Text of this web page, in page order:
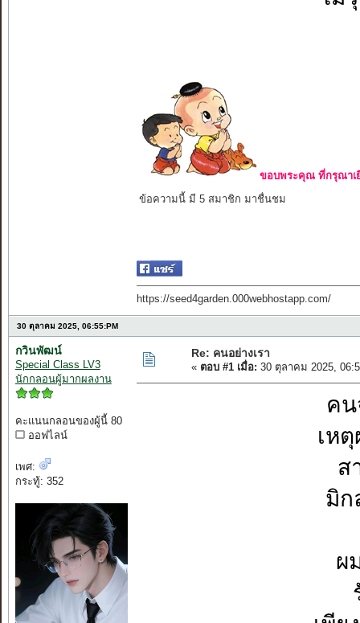
ขอบพระคุณ ที่กรุณาเ
ข้อความนี้ มี 5 สมาชิก มาชื่นชม
https://seed4garden.000webhostapp.com/
30 ตุลาคม 2025, 06:55:PM
กวินพัฒน์
Special Class LV3
นักกลอนผู้มากผลงาน
คะแนนกลอนของผู้นี้ 80
ออฟไลน์
เพศ:
กระทู้: 352
Re: คนอย่างเรา
« ตอบ #1 เมื่อ: 30 ตุลาคม 2025,
คน
เห
ส
มิก
ผ